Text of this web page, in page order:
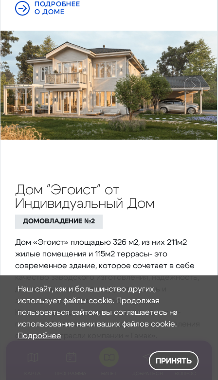
ПОДРОБНЕЕ
О ДОМЕ
Предыдущий
Дом "Эгоист" от
Индивидуальный Дом
ДОМОВЛАДЕНИЕ №2
Дом «Эгоист» площадью 326 м2, из них 211м2
жилые помещения и 115м2 террасы- это
современное здание, которое сочетает в себе
качество заводского изготовления, надежность,
долговечность, энергоэффективность и
экологическую безопасность.
Конструкции дома выполнены по каркасно-
панельной технологии заводского изготовления
от лидера отрасли компании «Тамак».
Наш сайт, как и большинство других,
использует файлы cookie. Продолжая
пользоваться сайтом, вы соглашаетесь на
использование нами ваших файлов cookie.
Подробнее
ПРИНЯТЬ